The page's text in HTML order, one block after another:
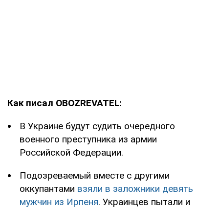
Как писал OBOZREVATEL:
В Украине будут судить очередного
военного преступника из армии
Российской Федерации.
Подозреваемый вместе с другими
оккупантами взяли в заложники девять
мужчин из Ирпеня. Украинцев пытали и